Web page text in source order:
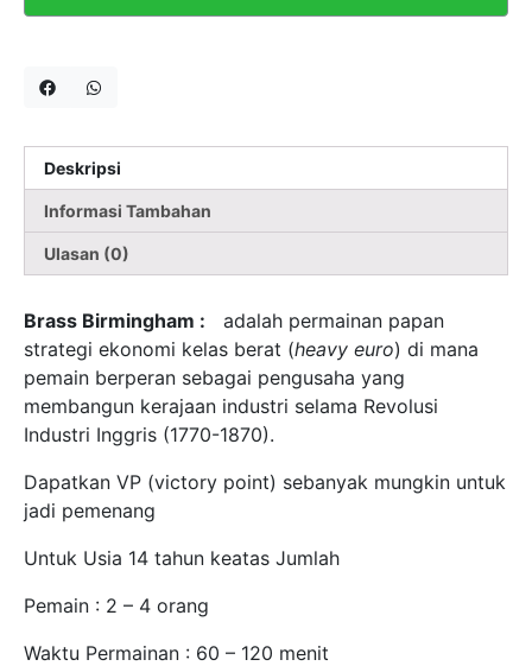
Deskripsi
Informasi Tambahan
Ulasan (0)
Brass Birmingham : adalah permainan papan
strategi ekonomi kelas berat (heavy euro) di mana
pemain berperan sebagai pengusaha yang
membangun kerajaan industri selama Revolusi
Industri Inggris (1770-1870).
Dapatkan VP (victory point) sebanyak mungkin untuk
jadi pemenang
Untuk Usia 14 tahun keatas Jumlah
Pemain : 2 – 4 orang
Waktu Permainan : 60 – 120 menit